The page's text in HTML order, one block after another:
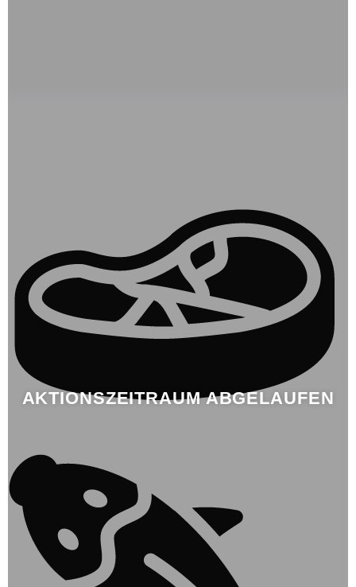
AKTIONSZEITRAUM ABGELAUFEN